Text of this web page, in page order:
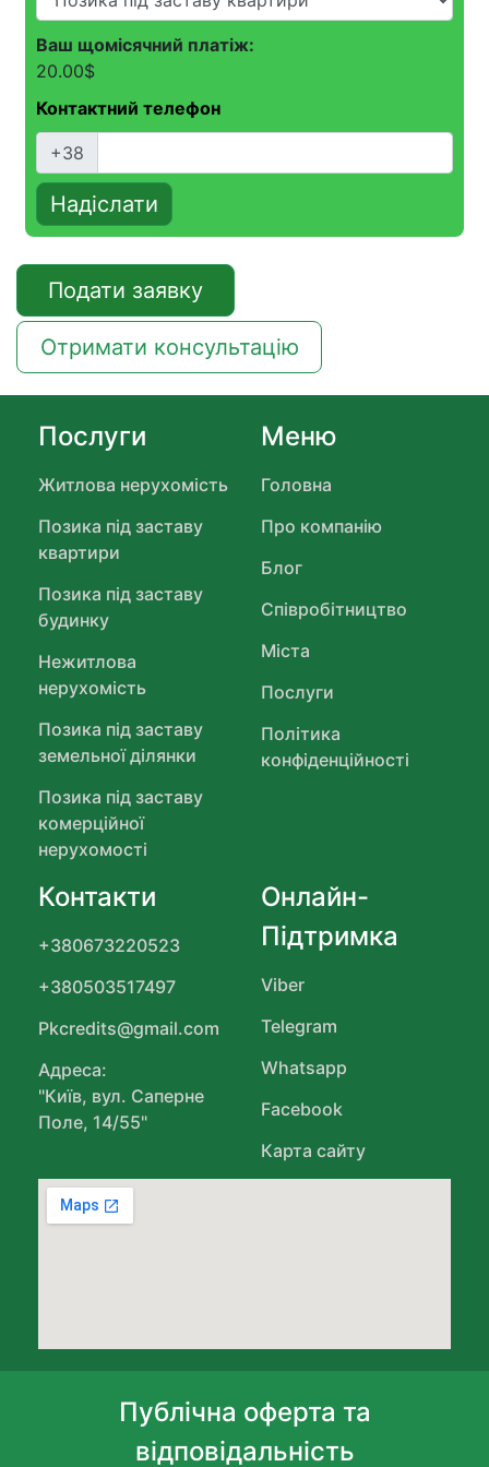
Ваш щомісячний платіж:
20.00$
Контактний телефон
+38
Надіслати
Подати заявку
Отримати консультацію
Послуги
Житлова нерухомість
Позика під заставу
квартири
Позика під заставу
будинку
Нежитлова
нерухомість
Позика під заставу
земельної ділянки
Позика під заставу
комерційної
нерухомості
Меню
Головна
Про компанію
Блог
Співробітництво
Міста
Послуги
Політика
конфіденційності
Контакти
+380673220523
+380503517497
Pkcredits@gmail.com
Адреса:
"Київ, вул. Саперне
Поле, 14/55"
Онлайн-
Підтримка
Viber
Telegram
Whatsapp
Facebook
Карта сайту
Публічна оферта та
відповідальність